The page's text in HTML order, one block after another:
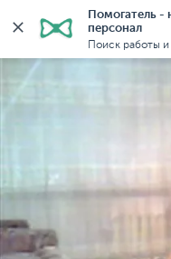
Помогатель -
персонал
Поиск работы
Главная Няни